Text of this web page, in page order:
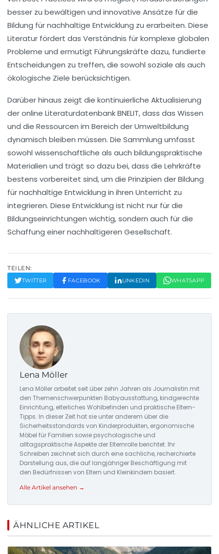
besser zu bewältigen und innovative Ansätze für die
Bildung für nachhaltige Entwicklung zu erarbeiten. Diese
Literatur fördert das Verständnis für komplexe globalen
Probleme und ermutigt Führungskräfte dazu, fundierte
Entscheidungen zu treffen, die sowohl soziale als auch
ökologische Ziele berücksichtigen.
Darüber hinaus zeigt die kontinuierliche Aktualisierung
deronline LiteraturdatenbankBNELIT, dass das Wissen
und die Ressourcen im Bereich derUmweltbildung
dynamisch bleiben müssen. Die Sammlung umfasst
sowohl wissenschaftliche als auch bildungspraktische
Materialien und trägt so dazu bei, dass die Lehrkräfte
bestens vorbereitet sind, um die Prinzipien derBildung
für nachhaltige Entwicklung in ihren Unterricht zu
integrieren. Diese Entwicklung ist nicht nur für die
Bildungseinrichtungen wichtig, sondern auch für die
Schaffung einer nachhaltigeren Gesellschaft.
TEILEN:
TWITTER FACEBOOK LINKEDIN WHATSAPP
Lena Möller
Lena Möller arbeitet seit über zehn Jahren als Journalistin mit
den Themenschwerpunkten Babyausstattung, kindgerechte
Einrichtung, elterliches Wohlbefinden und praktische Eltern-
Tipps. In dieser Zeit hat sie unter anderem über die
Sicherheitsstandards von Kinderprodukten, ergonomische
Möbel für Familien sowie psychologische und
alltagspraktische Aspekte der Elternrolle berichtet. Ihr
Schreiben zeichnet sich durch eine sachliche, recherchierte
Darstellung aus, die auf langjähriger Beschäftigung mit
den Bedürfnissen von Eltern und Kleinkindern basiert.
Alle Artikel ansehen →
ÄHNLICHE ARTIKEL